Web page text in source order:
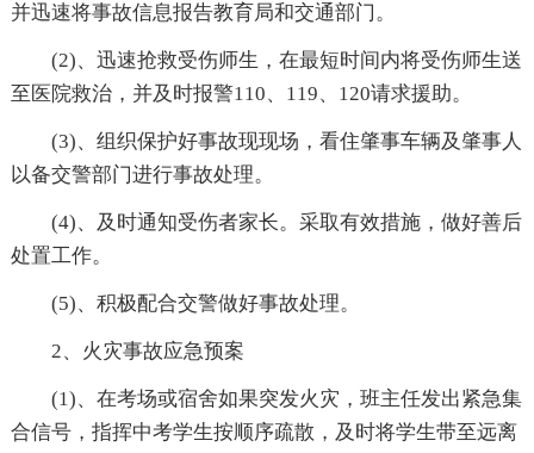
并迅速将事故信息报告教育局和交通部门。
(2)、迅速抢救受伤师生，在最短时间内将受伤师生送
至医院救治，并及时报警110、119、120请求援助。
(3)、组织保护好事故现现场，看住肇事车辆及肇事人
以备交警部门进行事故处理。
(4)、及时通知受伤者家长。采取有效措施，做好善后
处置工作。
(5)、积极配合交警做好事故处理。
2、火灾事故应急预案
(1)、在考场或宿舍如果突发火灾，班主任发出紧急集
合信号，指挥中考学生按顺序疏散，及时将学生带至远离